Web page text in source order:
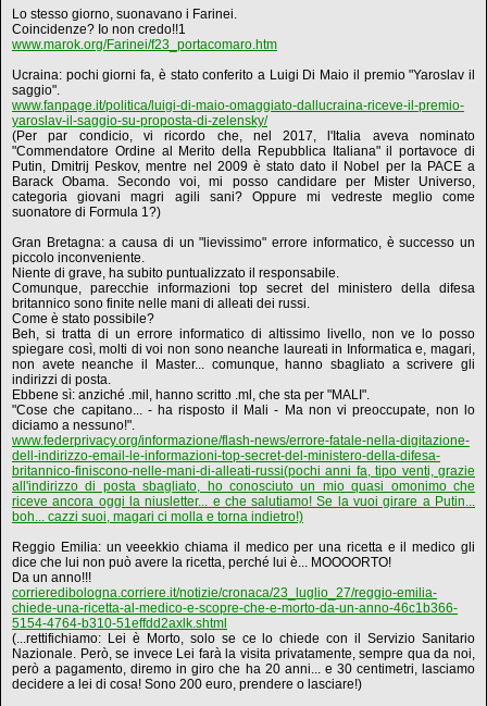
Lo stesso giorno, suonavano i Farinei.
Coincidenze? Io non credo!!1
www.marok.org/Farinei/f23_portacomaro.htm
Ucraina: pochi giorni fa, è stato conferito a Luigi Di Maio il premio "Yaroslav il
saggio".
www.fanpage.it/politica/luigi-di-maio-omaggiato-dallucraina-riceve-il-premio-
yaroslav-il-saggio-su-proposta-di-zelensky/
(Per par condicio, vi ricordo che, nel 2017, l'Italia aveva nominato
"Commendatore Ordine al Merito della Repubblica Italiana" il portavoce di
Putin, Dmitrij Peskov, mentre nel 2009 è stato dato il Nobel per la PACE a
Barack Obama. Secondo voi, mi posso candidare per Mister Universo,
categoria giovani magri agili sani? Oppure mi vedreste meglio come
suonatore di Formula 1?)
Gran Bretagna: a causa di un "lievissimo" errore informatico, è successo un
piccolo inconveniente.
Niente di grave, ha subito puntualizzato il responsabile.
Comunque, parecchie informazioni top secret del ministero della difesa
britannico sono finite nelle mani di alleati dei russi.
Come è stato possibile?
Beh, si tratta di un errore informatico di altissimo livello, non ve lo posso
spiegare così, molti di voi non sono neanche laureati in Informatica e, magari,
non avete neanche il Master... comunque, hanno sbagliato a scrivere gli
indirizzi di posta.
Ebbene sì: anziché .mil, hanno scritto .ml, che sta per "MALI".
"Cose che capitano... - ha risposto il Mali - Ma non vi preoccupate, non lo
diciamo a nessuno!".
www.federprivacy.org/informazione/flash-news/errore-fatale-nella-digitazione-
dell-indirizzo-email-le-informazioni-top-secret-del-ministero-della-difesa-
britannico-finiscono-nelle-mani-di-alleati-russi(pochi anni fa, tipo venti, grazie
all'indirizzo di posta sbagliato, ho conosciuto un mio quasi omonimo che
riceve ancora oggi la niusletter... e che salutiamo! Se la vuoi girare a Putin...
boh... cazzi suoi, magari ci molla e torna indietro!)
Reggio Emilia: un veeekkio chiama il medico per una ricetta e il medico gli
dice che lui non può avere la ricetta, perché lui è... MOOOORTO!
Da un anno!!!
corrieredibologna.corriere.it/notizie/cronaca/23_luglio_27/reggio-emilia-
chiede-una-ricetta-al-medico-e-scopre-che-e-morto-da-un-anno-46c1b366-
5154-4764-b310-51effdd2axlk.shtml
(...rettifichiamo: Lei è Morto, solo se ce lo chiede con il Servizio Sanitario
Nazionale. Però, se invece Lei farà la visita privatamente, sempre qua da noi,
però a pagamento, diremo in giro che ha 20 anni... e 30 centimetri, lasciamo
decidere a lei di cosa! Sono 200 euro, prendere o lasciare!)